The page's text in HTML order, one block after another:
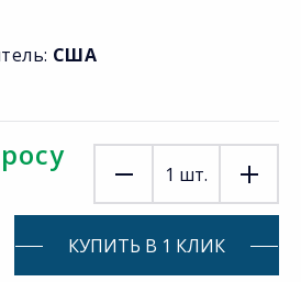
США
1 шт.
КУПИТЬ В 1 КЛИК